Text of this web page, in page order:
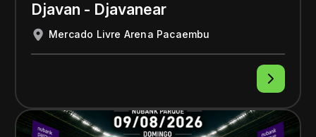
Djavan - Djavanear
Mercado Livre Arena Pacaembu